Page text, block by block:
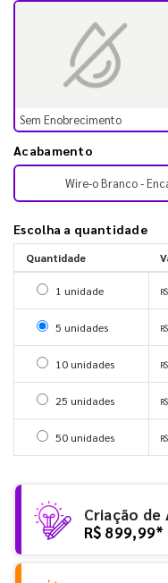
Sem Enobrecimento
Acabamento
Wire-o Branco -
Escolha a quantidade
Quantidade
Selecionar 1 unidade
1 unidade
Selecionar 5
5 unidades
Selecionar 10
10 unidades
Selecionar 25
25 unidades
Selecionar 50
50 unidades
Criação de
R$ 899,99*